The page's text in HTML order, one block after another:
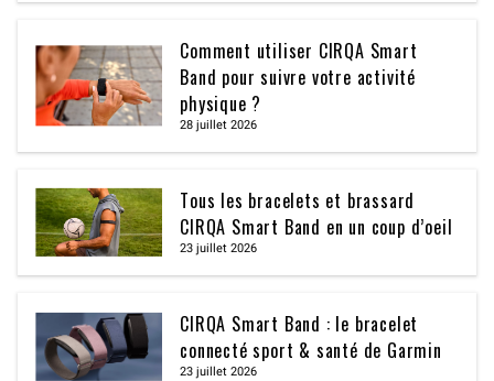
Comment utiliser CIRQA Smart
Band pour suivre votre activité
physique ?
28 juillet 2026
Tous les bracelets et brassard
CIRQA Smart Band en un coup d’oeil
23 juillet 2026
CIRQA Smart Band : le bracelet
connecté sport & santé de Garmin
23 juillet 2026